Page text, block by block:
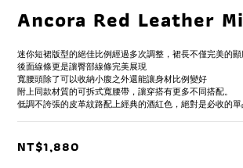
Ancora Red Leather
迷你短裙版型的絕佳比例經過多次調整，裙長不僅完美的
後面線條更是讓臀部線條完美展現
寬腰頭除了可以收納小腹之外還能讓身材比例變好
附上同款材質的可拆式寬腰帶，讓穿搭有更多不同搭配。
低調不誇張的皮革紋路配上經典的酒紅色，絕對是必收的單
NT$1,880